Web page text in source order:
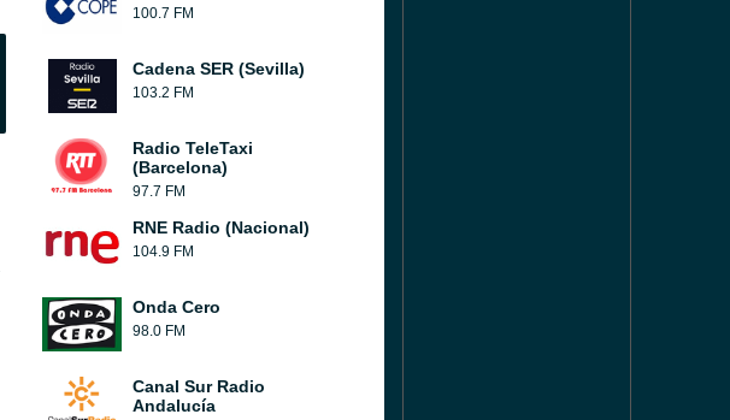
100.7 FM
Cadena SER (Sevilla)
103.2 FM
Radio TeleTaxi
(Barcelona)
97.7 FM
RNE Radio (Nacional)
104.9 FM
Onda Cero
98.0 FM
Canal Sur Radio
Andalucía